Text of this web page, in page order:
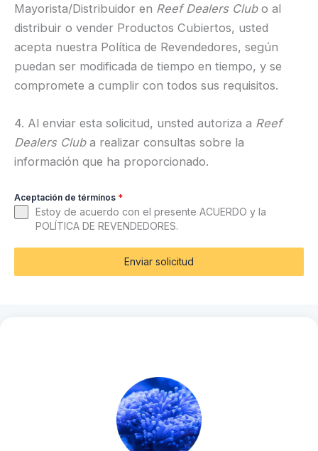
Mayorista/Distribuidor en Reef Dealers Clubo al
distribuir o vender Productos Cubiertos, usted
acepta nuestra Política de Revendedores, según
puedan ser modificada de tiempo en tiempo, y se
compromete a cumplir con todos sus requisitos.
4. Al enviar esta solicitud, unsted autoriza a Reef
Dealers Club a realizar consultas sobre la
información que ha proporcionado.
Aceptación de términos *
Estoy de acuerdo con el presente ACUERDO y la
POLÍTICA DE REVENDEDORES.
Enviar solicitud